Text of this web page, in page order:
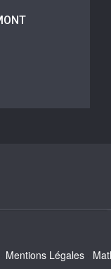
Mentions Légales